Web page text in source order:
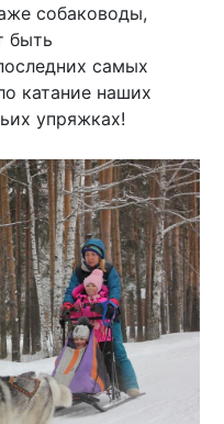
собаководы,
быть
самых
катание наших
упряжках!